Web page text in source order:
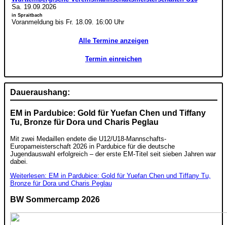
Sa. 19.09.2026
in Spraitbach
Voranmeldung bis Fr. 18.09. 16:00 Uhr
Alle Termine anzeigen
Termin einreichen
Daueraushang:
EM in Pardubice: Gold für Yuefan Chen und Tiffany
Tu, Bronze für Dora und Charis Peglau
Mit zwei Medaillen endete die U12/U18-Mannschafts-
Europameisterschaft 2026 in Pardubice für die deutsche
Jugendauswahl erfolgreich – der erste EM-Titel seit sieben Jahren war
dabei.
Weiterlesen: EM in Pardubice: Gold für Yuefan Chen und Tiffany Tu,
Bronze für Dora und Charis Peglau
BW Sommercamp 2026